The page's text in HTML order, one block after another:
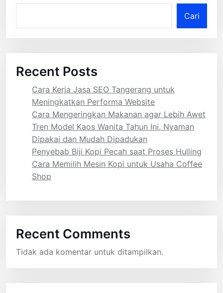
Cari
Recent Posts
Cara Kerja Jasa SEO Tangerang untuk
Meningkatkan Performa Website
Cara Mengeringkan Makanan agar Lebih Awet
Tren Model Kaos Wanita Tahun Ini, Nyaman
Dipakai dan Mudah Dipadukan
Penyebab Biji Kopi Pecah saat Proses Hulling
Cara Memilih Mesin Kopi untuk Usaha Coffee
Shop
Recent Comments
Tidak ada komentar untuk ditampilkan.